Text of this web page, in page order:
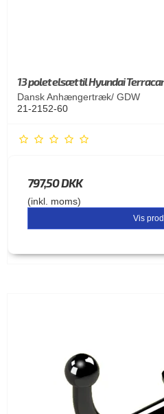
13 polet elsæt til Hyundai
Dansk Anhængertræk/ GDW
21-2152-60
797,50 DKK
(inkl. moms)
Vis